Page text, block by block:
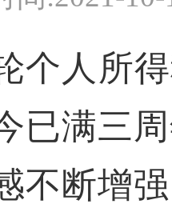
人所得
已满三
不断增